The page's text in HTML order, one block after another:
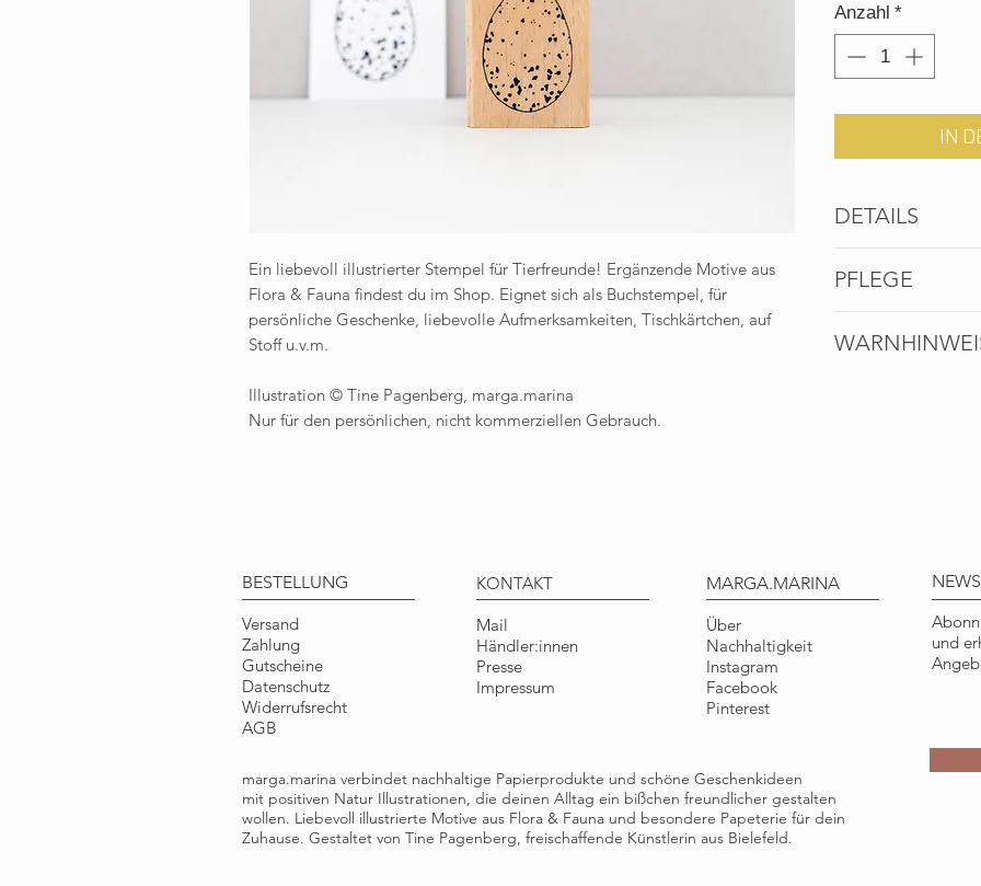
Ein liebevoll illustrierter Stempel für Tierfreunde! Ergänzende Motive aus
Flora & Fauna findest du im Shop. Eignet sich als Buchstempel, für
persönliche Geschenke, liebevolle Aufmerksamkeiten, Tischkärtchen, auf
Stoff u.v.m.
Illustration © Tine Pagenberg, marga.marina
Nur für den persönlichen, nicht kommerziellen Gebrauch.
Anzahl *
IN
DETAILS
Motivgröße: ca. 3,8
Herstellung:
Material:
PFLEGE
ratsam, nach dem
BESTELLUNG
Versand
Zahlung
Gutscheine
Datenschutz
Widerrufsrecht
AGB
KONTAKT
Mail
Händler:innen
Presse
Impressum
MARGA.MARINA
Über
Nachhaltigkeit
Instagram
Facebook
Pinterest
und
marga.marina verbindet nachhaltige Papierprodukte und schöne Geschenkideen
mit positiven Natur Illustrationen, die deinen Alltag ein bißchen freundlicher gestalten
wollen. Liebevoll illustrierte Motive aus Flora & Fauna und besondere Papeterie für dein
Zuhause. Gestaltet von Tine Pagenberg, freischaffende Künstlerin aus Bielefeld.